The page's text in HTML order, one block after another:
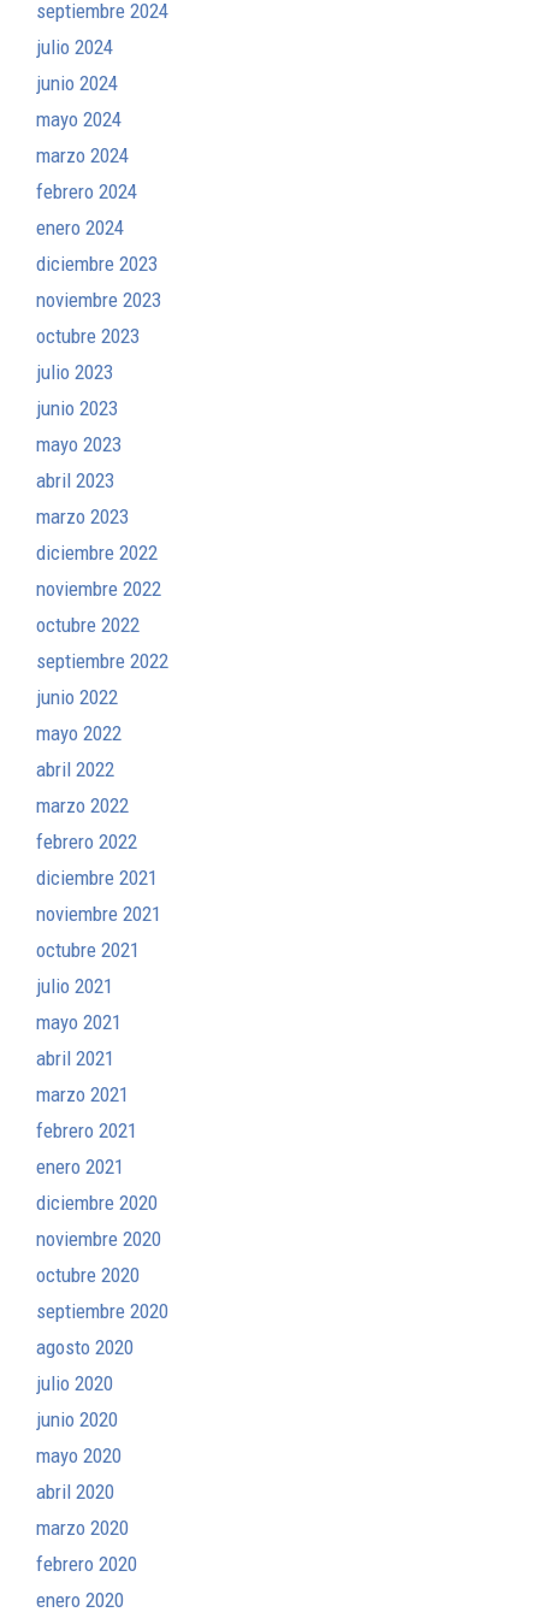
septiembre 2024
julio 2024
junio 2024
mayo 2024
marzo 2024
febrero 2024
enero 2024
diciembre 2023
noviembre 2023
octubre 2023
julio 2023
junio 2023
mayo 2023
abril 2023
marzo 2023
diciembre 2022
noviembre 2022
octubre 2022
septiembre 2022
junio 2022
mayo 2022
abril 2022
marzo 2022
febrero 2022
diciembre 2021
noviembre 2021
octubre 2021
julio 2021
mayo 2021
abril 2021
marzo 2021
febrero 2021
enero 2021
diciembre 2020
noviembre 2020
octubre 2020
septiembre 2020
agosto 2020
julio 2020
junio 2020
mayo 2020
abril 2020
marzo 2020
febrero 2020
enero 2020